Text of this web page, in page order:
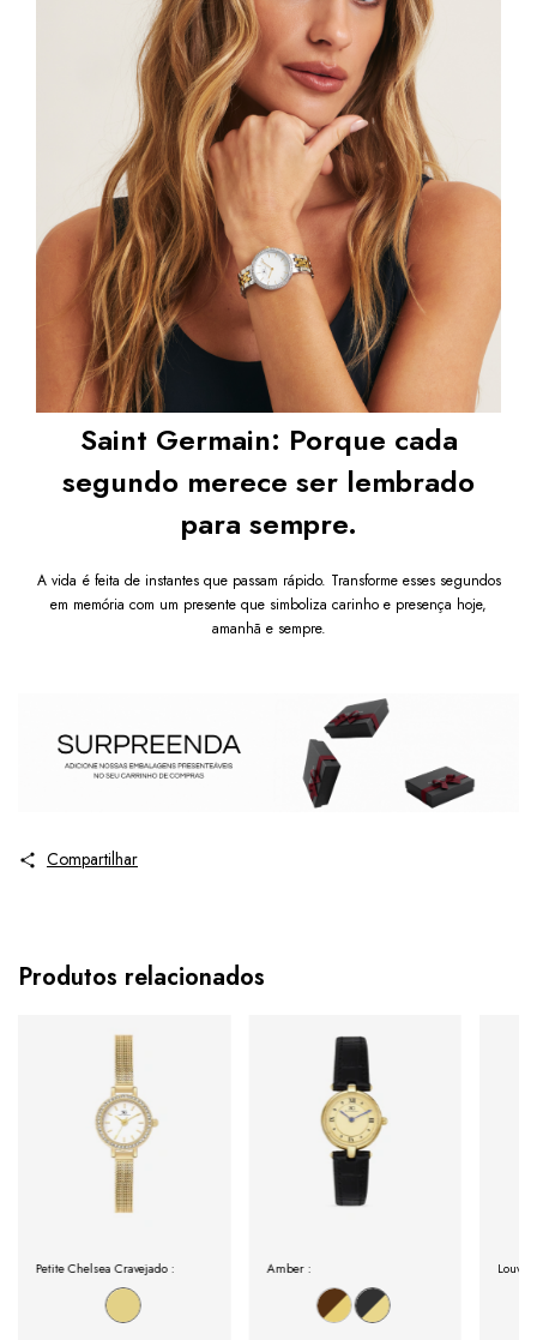
Saint Germain: Porque cada
segundo merece ser lembrado
para sempre.
A vida é feita de instantes que passam rápido. Transforme esses segundos
em memória com um presente que simboliza carinho e presença hoje,
amanhã e sempre.
Compartilhar
Produtos relacionados
Petite Chelsea Cravejado : Amber : Louvre